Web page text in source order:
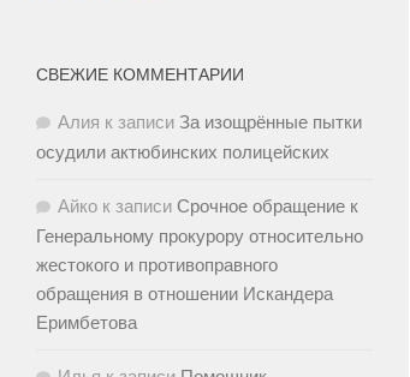
СВЕЖИЕ КОММЕНТАРИИ
Алия к записи За изощрённые пытки
осудили актюбинских полицейских
Айко к записи Срочное обращение к
Генеральному прокурору относительно
жестокого и противоправного
обращения в отношении Искандера
Еримбетова